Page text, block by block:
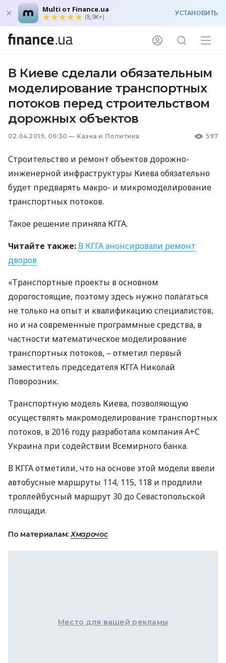
Multi от Finance.ua
(8,9K+) УСТАНОВИТЬ
В Киеве сделали обязательным
моделирование транспортных
потоков перед строительством
дорожных объектов
02.04.2019, 06:30 — Казна и Политика 597
Строительство и ремонт объектов дорожно-
инженерной инфраструктуры Киева обязательно
будет предварять макро- и микромоделирование
транспортных потоков.
Такое решение приняла КГГА.
Читайте также: В КГГАанонсировали ремонт
дворов
«Транспортные проекты в основном
дорогостоящие, поэтому здесь нужно полагаться
не только на опыт и квалификацию специалистов,
но и на современные программные средства, в
частности математическое моделирование
транспортных потоков, – отметил первый
заместитель председателя КГГА Николай
Поворозник.
Транспортную модель Киева, позволяющую
осуществлять макромоделирование транспортных
потоков, в 2016 году разработала компания A+С
Украина при содействии Всемирного банка.
В КГГАотметили, что на основе этой модели ввели
автобусные маршруты 114, 115, 118 и продлили
троллейбусный маршрут 30 до Севастопольской
площади.
По материалам:Хмарочос
Место для вашей рекламы